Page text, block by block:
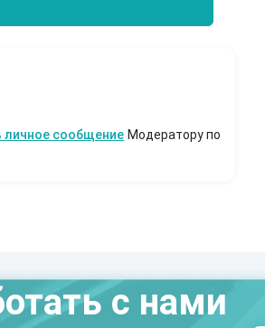
личное сообщение Модератору по
с нами